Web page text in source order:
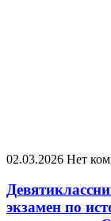
02.03.2026 Нет
экзамен по